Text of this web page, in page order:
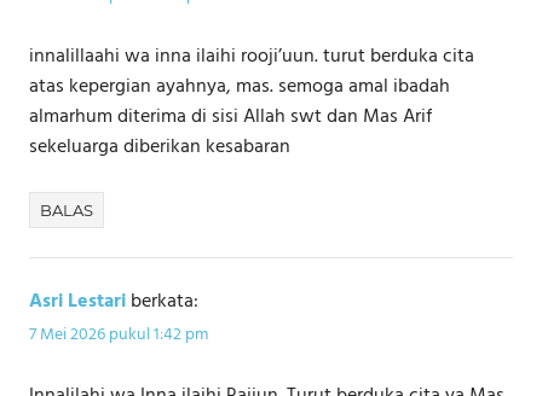
innalillaahi wa inna ilaihi rooji’uun. turut berduka cita
atas kepergian ayahnya, mas. semoga amal ibadah
almarhum diterima di sisi Allah swt dan Mas Arif
sekeluarga diberikan kesabaran
BALAS
Asri Lestariberkata:
7 Mei 2026 pukul 1:42 pm